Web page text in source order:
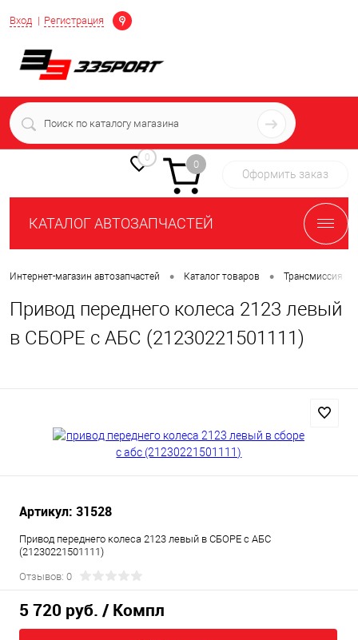
Вход Регистрация
Определение
+7 (939) 716-10-06
пн-пт 7:00-16:00 МСК
0
0
Оформить заказ
КАТАЛОГ АВТОЗАПЧАСТЕЙ
Интернет-магазин автозапчастей • Каталог товаров • Трансмиссия
Привод переднего колеса 2123 левый
в СБОРЕ с АБС (21230221501111)
Артикул: 31528
Привод переднего колеса 2123 левый в СБОРЕ с АБС
(21230221501111)
Отзывов: 0
5 720 руб. / Компл